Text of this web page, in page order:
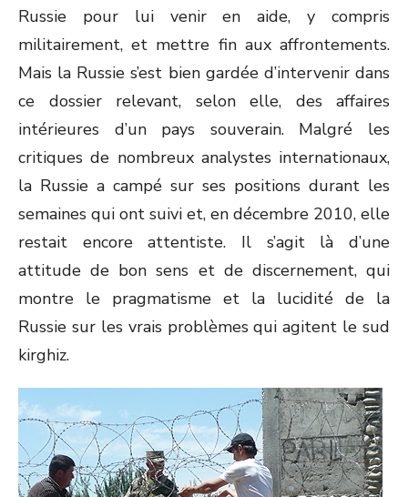
Russie pour lui venir en aide, y compris
militairement, et mettre fin aux affrontements.
Mais la Russie s’est bien gardée d’intervenir dans
ce dossier relevant, selon elle, des affaires
intérieures d’un pays souverain. Malgré les
critiques de nombreux analystes internationaux,
la Russie a campé sur ses positions durant les
semaines qui ont suivi et, en décembre 2010, elle
restait encore attentiste. Il s’agit là d’une
attitude de bon sens et de discernement, qui
montre le pragmatisme et la lucidité de la
Russie sur les vrais problèmes qui agitent le sud
kirghiz.